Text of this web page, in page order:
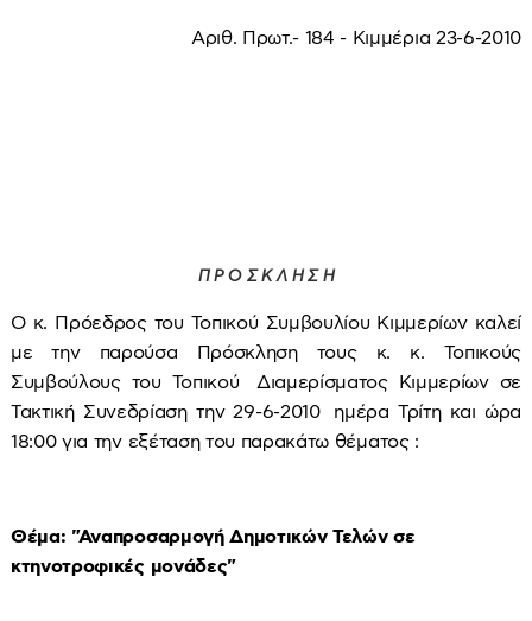
Αριθ. Πρωτ.- 184 - Κιμμέρια 23-6-2010
Π Ρ Ο Σ Κ Λ Η Σ Η
Ο κ. Πρόεδρος του Τοπικού Συμβουλίου Κιμμερίων καλεί
με την παρούσα Πρόσκληση τους κ. κ. Τοπικούς
Συμβούλους του Τοπικού Διαμερίσματος Κιμμερίων σε
Τακτική Συνεδρίαση την 29-6-2010 ημέρα Τρίτη και ώρα
18:00 για την εξέταση του παρακάτω θέματος :
Θέμα: "Αναπροσαρμογή Δημοτικών Τελών σε
κτηνοτροφικές μονάδες"